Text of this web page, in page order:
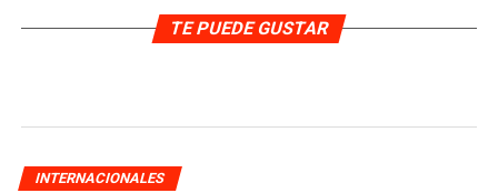
TE PUEDE GUSTAR
INTERNACIONALES